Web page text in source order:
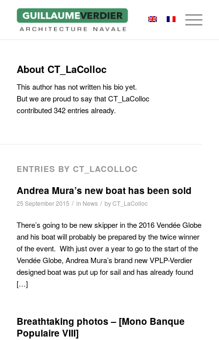
About CT_LaColloc
This author has not written his bio yet.
But we are proud to say thatCT_LaColloc
contributed 342 entries already.
ENTRIES BY CT_LACOLLOC
Andrea Mura’s new boat has been sold
25 September 2015 / in News / byCT_LaColloc
There’s going to be new skipper in the 2016 Vendée Globe
and his boat will probably be prepared by the twice winner
of the event. With just over a year to go to the start of the
Vendée Globe, Andrea Mura’s brand new VPLP-Verdier
designed boat was put up for sail and has already found
[…]
Breathtaking photos – [Mono Banque
Populaire VIII]